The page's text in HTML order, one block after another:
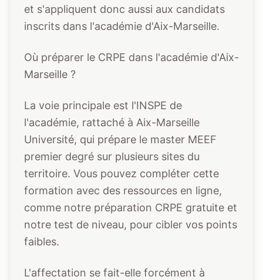
et s'appliquent donc aussi aux candidats
inscrits dans l'académie d'Aix-Marseille.
Où préparer le CRPE dans l'académie d'Aix-
Marseille ?
La voie principale est l'INSPE de
l'académie, rattaché à Aix-Marseille
Université, qui prépare le master MEEF
premier degré sur plusieurs sites du
territoire. Vous pouvez compléter cette
formation avec des ressources en ligne,
comme notre préparation CRPE gratuite et
notre test de niveau, pour cibler vos points
faibles.
L'affectation se fait-elle forcément à